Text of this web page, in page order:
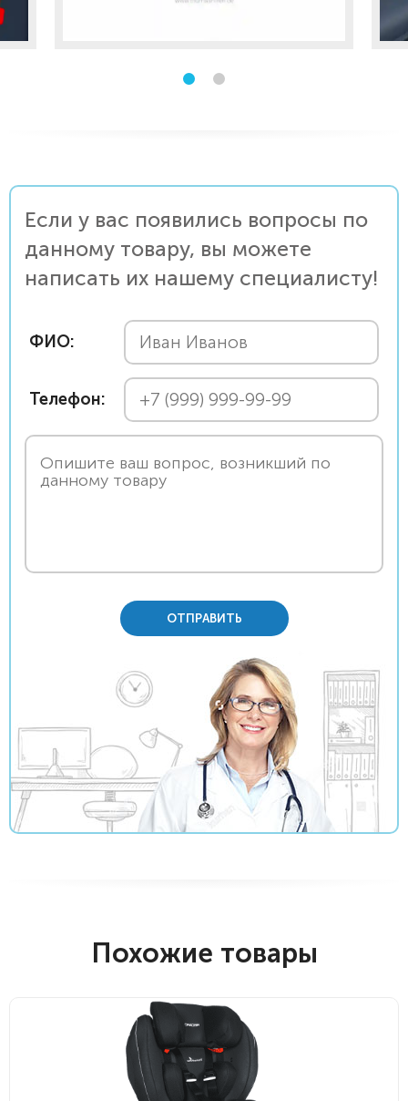
Если у вас появились вопросы по
данному товару, вы можете
написать их нашему специалисту!
ФИО:
Телефон:
ОТПРАВИТЬ
Похожие товары